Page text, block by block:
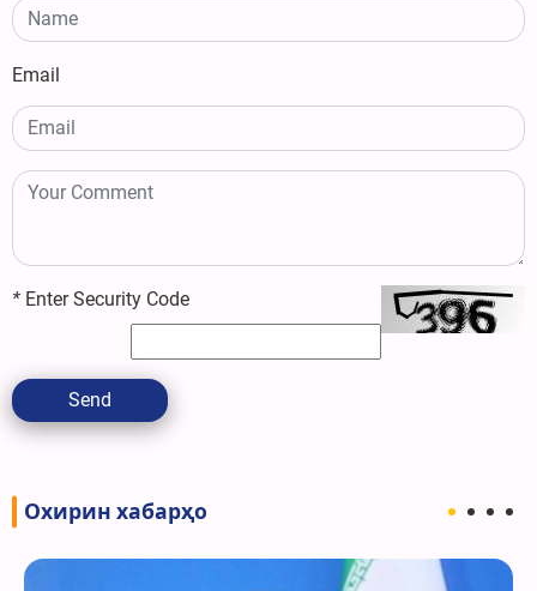
Email
* Enter Security Code
Send
Охирин хабарҳо